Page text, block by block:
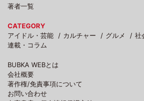
著者一覧
CATEGORY
アイドル・芸能
カルチャー グルメ 社
連載・コラム
BUBKA WEBとは
会社概要
著作権/免責事項について
お問い合わせ